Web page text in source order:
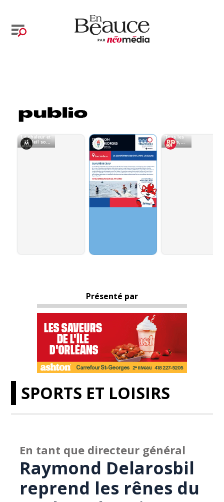
Présenté par
SPORTS ET LOISIRS
En tant que directeur général
Raymond Delarosbil
reprend les rênes du